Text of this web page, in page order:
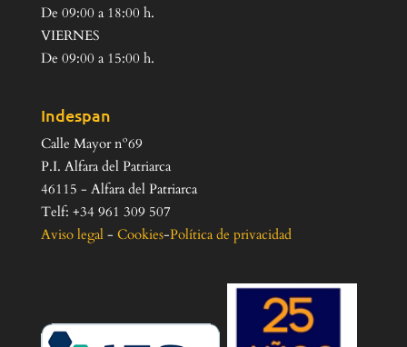
De 09:00 a 18:00 h.
VIERNES
De 09:00 a 15:00 h.
Indespan
Calle Mayor nº69
P.I. Alfara del Patriarca
46115 - Alfara del Patriarca
Telf: +34 961 309 507
Aviso legal- Cookies-Política de privacidad